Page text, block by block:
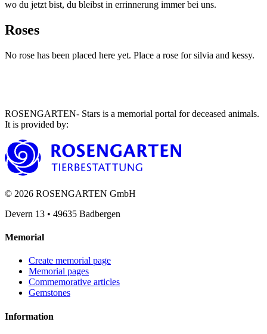
wo du jetzt bist, du bleibst in errinnerung immer bei uns.
Roses
No rose has been placed here yet. Place a rose for silvia and kessy.
ROSENGARTEN- Stars is a memorial portal for deceased animals.
It is provided by:
© 2026 ROSENGARTEN GmbH
Devern 13 • 49635 Badbergen
Memorial
Create memorial page
Memorial pages
Commemorative articles
Gemstones
Information